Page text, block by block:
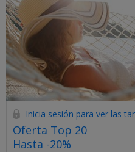
Inicia sesión para ver las
Oferta Top 20
Hasta -20%